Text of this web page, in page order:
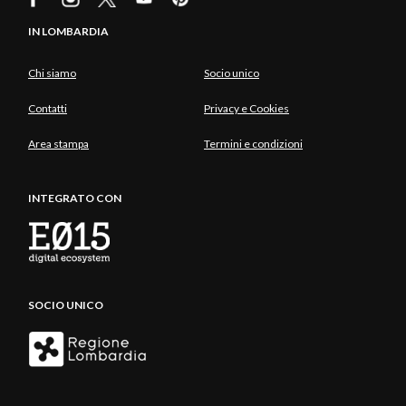
IN LOMBARDIA
Chi siamo Socio unico
Contatti Privacy e Cookies
Area stampa Termini e condizioni
INTEGRATO CON
SOCIO UNICO